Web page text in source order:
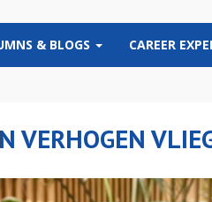
& BLOGS CAREER
VERHOGEN